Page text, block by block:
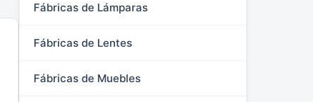
Fábricas de Lámparas
Fábricas de Lentes
Fábricas de Muebles